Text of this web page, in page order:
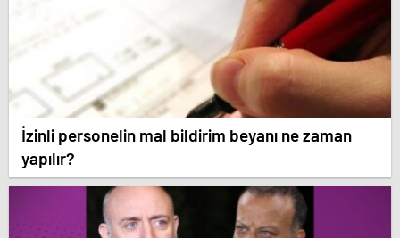
İzinli personelin mal bildirim beyanı ne zaman
yapılır?